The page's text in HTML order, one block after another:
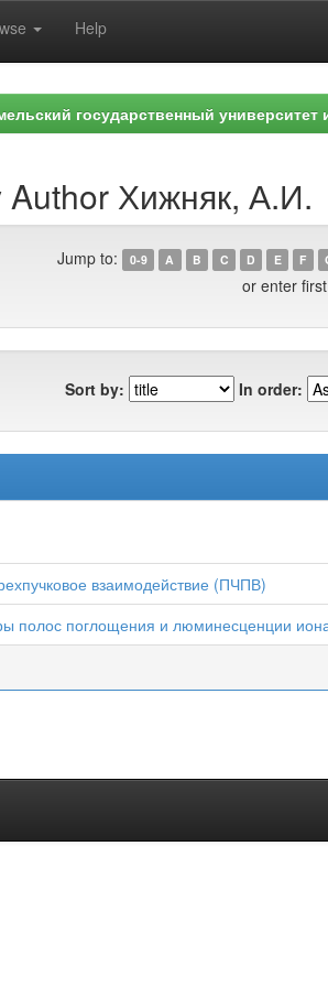
Help
государственный
Author Хижняк, А.И.
Jump to: 0-9 A B C D E F
or enter
Sort by: In order:
взаимодействие (ПЧПВ)
полос поглощения и люминесценции